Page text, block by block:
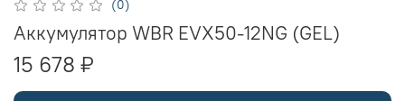
(0)
Аккумулятор WBR EVX50-12NG (GEL)
15 678 ₽